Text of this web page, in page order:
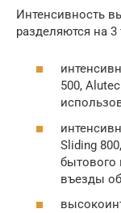
Интенсивность
разделяются на 3
500,
Sliding
бытового
въезды